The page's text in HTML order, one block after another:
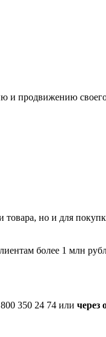
и продвижению
товара, но и для
более 1 млн
350 24 74 или через